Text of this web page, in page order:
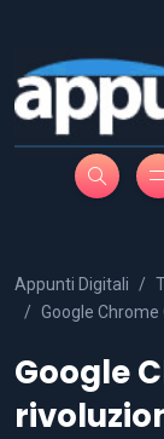
Appunti Digitali
Google Chrome
Google